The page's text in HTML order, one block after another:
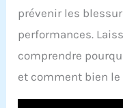
prévenir les
performances.
comprendre
et comment bien